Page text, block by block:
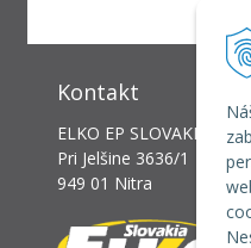
Kontakt
ELKO EP SLOVAKIA, s.r.o.
Pri Jelšine 3636/1
949 01 Nitra